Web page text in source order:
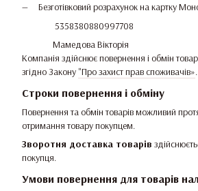
Безготівковий розрахунок на картку
5358380880997708
Мамедова Вікторія
Компанія здійснює повернення і обмін
згідно Закону "Про захист прав споживачів».
Строки повернення і обміну
Повернення та обмін товарів можливий
отримання товару покупцем.
Зворотня доставка товарів
покупця.
Умови повернення для товарів